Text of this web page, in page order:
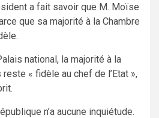
a fait savoir que M. Moïse
que sa majorité à la Chambre
national, la majorité à la
« fidèle au chef de l’Etat »,
n’a aucune inquiétude.